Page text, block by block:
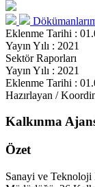
Eklenme Tarihi :
Yayın Yılı : 2021
Sektör Raporları
Yayın Yılı : 2021
Eklenme Tarihi :
Hazırlayan /
Kalkınma
Özet
Sanayi ve Teknoloji